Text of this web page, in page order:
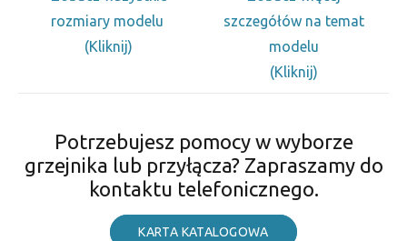
rozmiary modelu
(Kliknij)
szczegółów na temat
modelu
(Kliknij)
Potrzebujesz pomocy w wyborze
grzejnika lub przyłącza? Zapraszamy do
kontaktu telefonicznego.
KARTA KATALOGOWA